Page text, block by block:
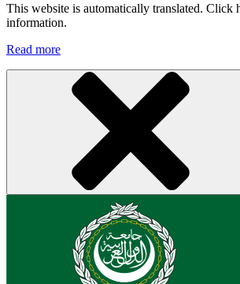
This website is automatically translated. Click
information.
Read more